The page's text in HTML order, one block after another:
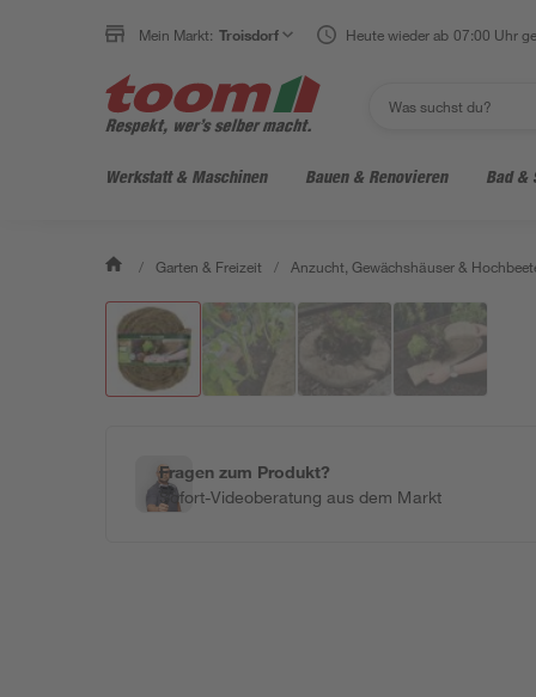
Mein Markt: Troisdorf Heute wieder ab 07:00 Uhr
Werkstatt & Maschinen Bauen & Renovieren Bad &
/ Garten & Freizeit / Anzucht, Gewächshäuser &
Fragen zum Produkt?
Sofort-Videoberatung aus dem Markt